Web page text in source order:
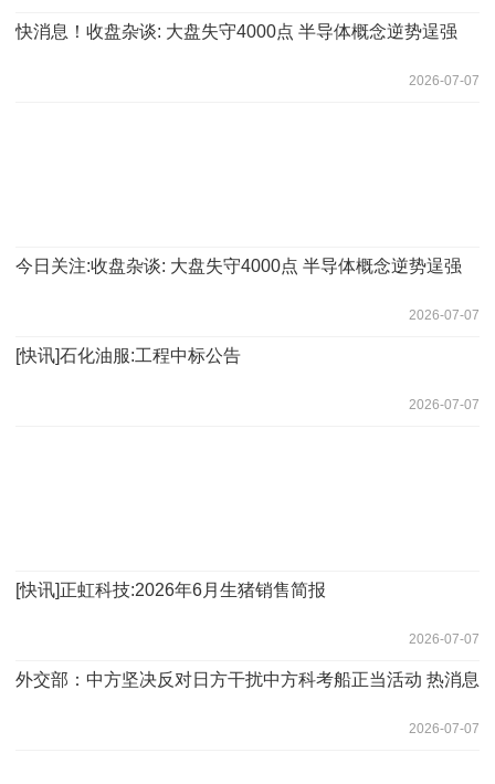
快消息！收盘杂谈: 大盘失守4000点 半导体概念逆势逞强
2026-07-07
今日关注:收盘杂谈: 大盘失守4000点 半导体概念逆势逞强
2026-07-07
[快讯]石化油服:工程中标公告
2026-07-07
[快讯]正虹科技:2026年6月生猪销售简报
2026-07-07
外交部：中方坚决反对日方干扰中方科考船正当活动 热消息
2026-07-07